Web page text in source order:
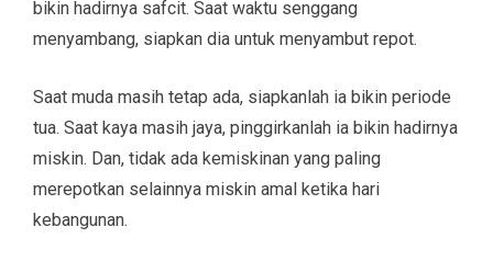
bikin hadirnya safcit. Saat waktu senggang
menyambang, siapkan dia untuk menyambut repot.
Saat muda masih tetap ada, siapkanlah ia bikin periode
tua. Saat kaya masih jaya, pinggirkanlah ia bikin hadirnya
miskin. Dan, tidak ada kemiskinan yang paling
merepotkan selainnya miskin amal ketika hari
kebangunan.